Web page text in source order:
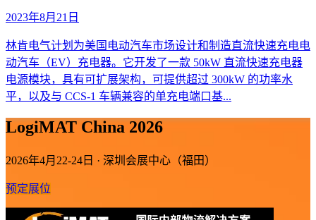
2023年8月21日
林肯电气计划为美国电动汽车市场设计和制造直流快速充电电
动汽车（EV）充电器。它开发了一款 50kW 直流快速充电器
电源模块，具有可扩展架构，可提供超过 300kW 的功率水
平，以及与 CCS-1 车辆兼容的单充电端口基...
LogiMAT China 2026
2026年4月22-24日 · 深圳会展中心（福田）
预定展位